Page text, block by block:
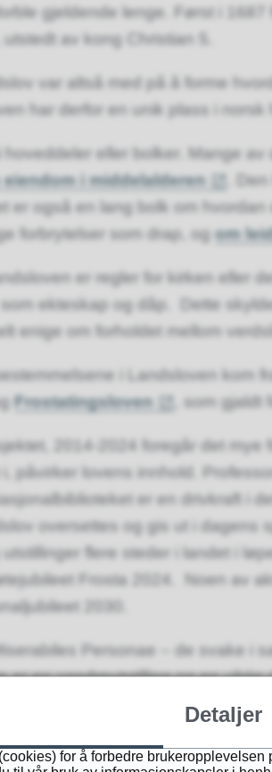
gjeldende lenge. Først i 1687
, utstedt av kong Christian 5.
var altså med på å forme
har derfor en unik plass i norsk
hoveddeler eller bolker. Mange
i middelalderen
.
er også en lang bolk om
forbrytelser som drap, ogom
er regler for kirken eller
ekteskap og dåp. Dette
enige om forholdet mellom
i Landsloven kom
Frostatingsloven , som
2014-2024 foregår det
påvirker lovens innhold.
er en drivkraft i
oversettes og gis ut i dagens
utstillinger flere steder i landet i
Frosta 2024. Noen av
2030.
Personae – de svake i
er en vandreutstilling og en
aldersgrupper.
besøksstedene skal til slutt
Detaljer
for å forbedre